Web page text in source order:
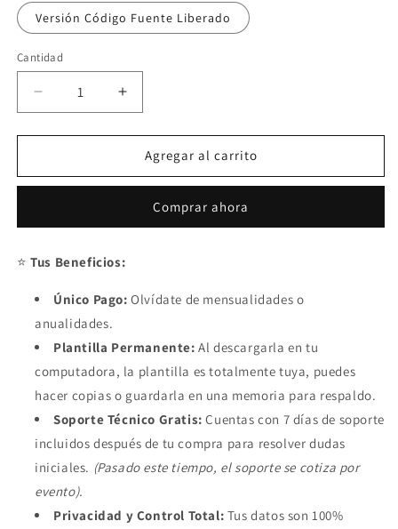
Versión Código Fuente Liberado
Cantidad
Reducir
cantidad
para
de
Pagos
2024
Aumentar
cantidad
para
Registro
de
Pagos
2024
Agregar al carrito
Comprar ahora
⭐Tus Beneficios:
Único Pago: Olvídate de mensualidades o
anualidades.
Plantilla Permanente: Al descargarla en tu
computadora, la plantilla es totalmente tuya, puedes
hacer copias o guardarla en una memoria para respaldo.
Soporte Técnico Gratis: Cuentas con 7 días de soporte
incluidos después de tu compra para resolver dudas
iniciales. (Pasado este tiempo, el soporte se cotiza por
evento).
Privacidad y Control Total: Tus datos son 100%